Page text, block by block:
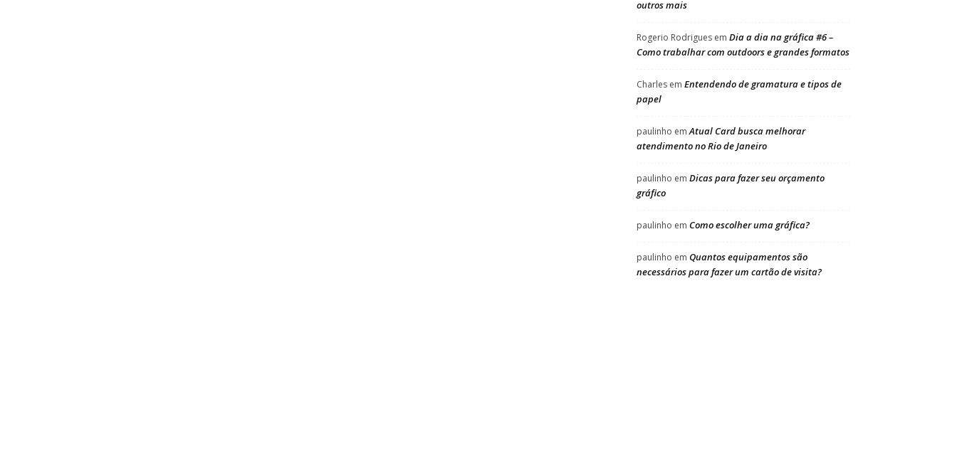
outros mais
Rogerio Rodrigues em Dia a dia na gráfica #6 –
Como trabalhar com outdoors e grandes formatos
Charles em Entendendo de gramatura e tipos de
papel
paulinho emAtual Card busca melhorar
atendimento no Rio de Janeiro
paulinho em Dicas para fazer seu orçamento
gráfico
paulinho em Como escolher uma gráfica?
paulinho em Quantos equipamentos são
necessários para fazer um cartão de visita?